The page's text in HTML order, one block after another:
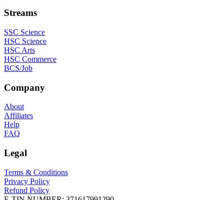
Streams
SSC Science
HSC Science
HSC Arts
HSC Commerce
BCS/Job
Company
About
Affiliates
Help
FAQ
Legal
Terms & Conditions
Privacy Policy
Refund Policy